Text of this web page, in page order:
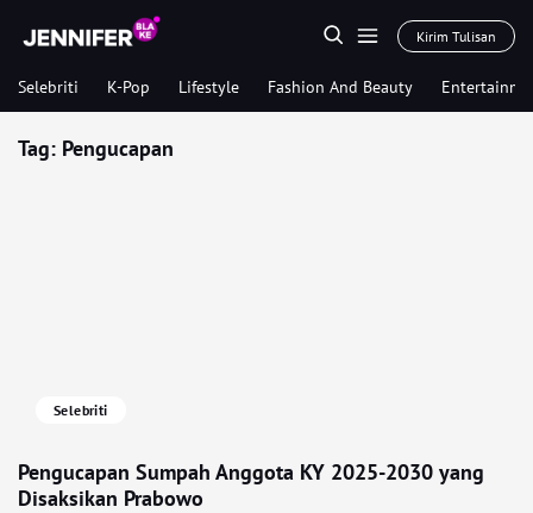
Kirim Tulisan
Selebriti K-Pop Lifestyle Fashion And Beauty
Tag: Pengucapan
Selebriti
Pengucapan Sumpah Anggota KY 2025-2030 yang
Disaksikan Prabowo